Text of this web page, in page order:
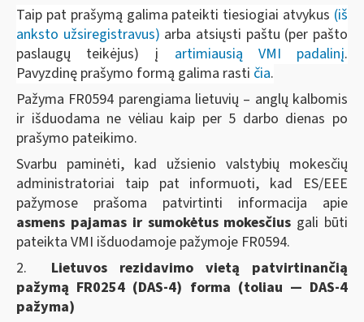
Taip pat prašymą galima pateikti tiesiogiai atvykus (iš
anksto užsiregistravus) arba atsiųsti paštu (per pašto
paslaugų teikėjus) į artimiausią VMI padalinį.
Pavyzdinę prašymo formą galima rasti čia.
Pažyma FR0594 parengiama lietuvių – anglų kalbomis
ir išduodama ne vėliau kaip per 5 darbo dienas po
prašymo pateikimo.
Svarbu paminėti, kad užsienio valstybių mokesčių
administratoriai taip pat informuoti, kad ES/EEE
pažymose prašoma patvirtinti informacija apie
asmens pajamas ir sumokėtus mokesčius gali būti
pateikta VMI išduodamoje pažymoje FR0594.
2. Lietuvos rezidavimo vietą patvirtinančią
pažymą FR0254 (DAS-4) forma (toliau — DAS-4
pažyma)